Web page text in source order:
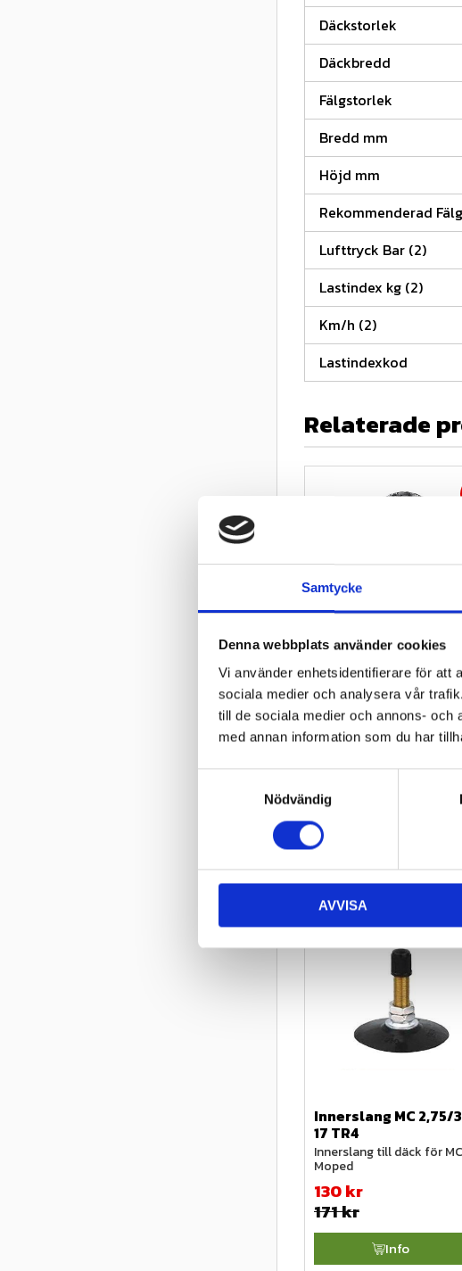
Samtycke
Denna webbplats använder cookies
Vi använder enhetsidentifierare för att
sociala medier och analysera vår
till de sociala medier och annons-
med annan information som du har
s
Nödvändig
AVVISA
Däckstorlek
Däckbredd
Fälgstorlek
Bredd mm
Höjd mm
Rekommenderad
Lufttryck Bar (2)
Lastindex kg (2)
Km/h (2)
Lastindexkod
Relaterade
Köp minst 4 däck, få 10%
rabatt på däcken!
Duro HF319 3,00-17
45L TT
Däck med ett traditionellt
mönster och traditionell
för veteranmotorcyklar
860kr
Innerslang MC 2,75/
17 TR4
Innerslang till däck för
Moped
130kr
171kr
Info